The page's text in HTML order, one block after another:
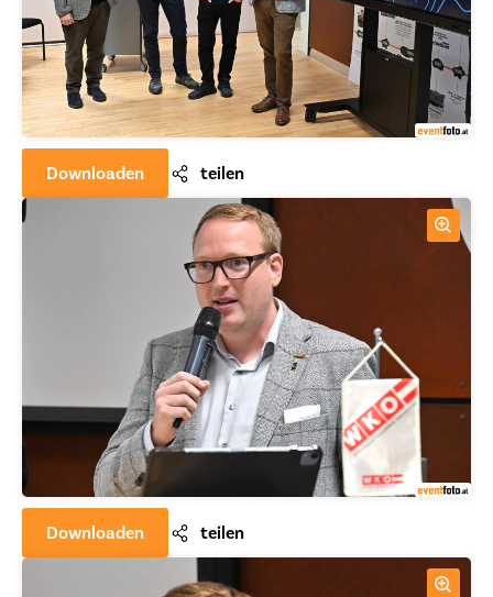
Downloaden teilen
Downloaden teilen